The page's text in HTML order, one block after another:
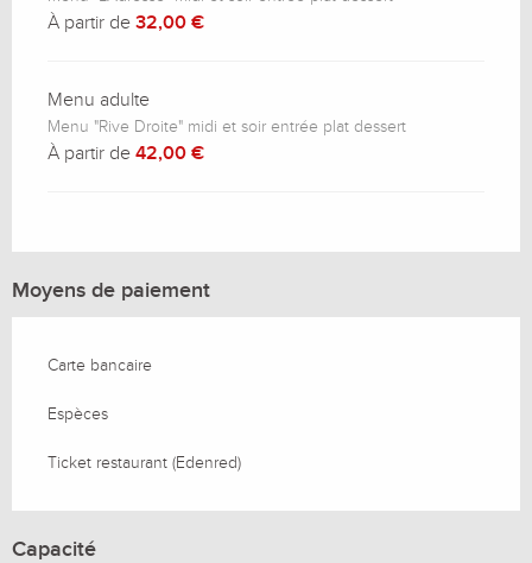
À partir de 32,00 €
Menu adulte
Menu "Rive Droite" midi et soir entrée plat dessert
À partir de 42,00 €
Moyens de paiement
Carte bancaire
Espèces
Ticket restaurant (Edenred)
Capacité